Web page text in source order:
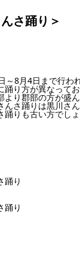
さ踊り＞
～8月4日まで行わ
踊り方が異なって
より郡部の方が盛
んさ踊りは黒川さん
踊りも古い方でしょ